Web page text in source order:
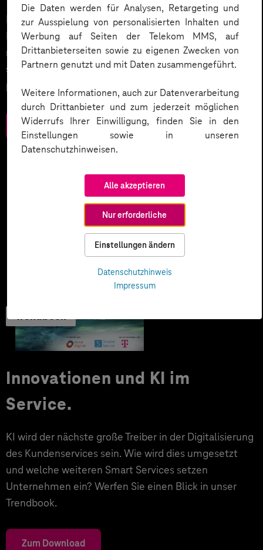
Die Daten werden für Analysen, Retargeting und
zur Ausspielung von personalisierten Inhalten und
Werbung auf Seiten der Telekom MMS, auf
Drittanbieterseiten sowie zu eigenen Zwecken von
Partnern genutzt und mit Daten zusammengeführt.
Weitere Informationen, auch zur Datenverarbeitung
durch Drittanbieter und zum jederzeit möglichen
Widerrufs Ihrer Einwilligung, finden Sie in den
Einstellungen sowie in unseren
Datenschutzhinweisen.
Alle akzeptieren
Nur erforderliche
Einstellungen ändern
Datenschutzhinweis
Impressum
Datenschutz in KI-Projekten leicht gemacht:
Entdecken Sie 10 entscheidende Schritte, um
rechtliche Anforderungen zu erfüllen, Vertrauen zu
stärken und Innovation sicher zu gestalten – inklusive
praktischer Checkliste zum Download.
Zum Download
Trendbook
Innovationen und KI im
Service.
KI wird der nächste große Treiber in der Digitalisierung
des Kundenservices sein. Wie wird dies umgesetzt
und welche weiteren Smart Services setzen
Unternehmen ein? Werfen Sie einen Blick in unser
Trendbook.
Zum Download